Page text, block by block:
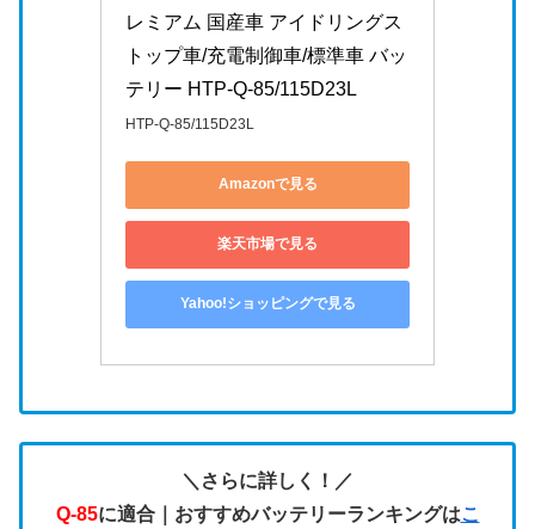
レミアム 国産車 アイドリングス
トップ車/充電制御車/標準車 バッ
テリー HTP-Q-85/115D23L
HTP-Q-85/115D23L
Amazonで見る
楽天市場で見る
Yahoo!ショッピングで見る
＼さらに詳しく！／
Q-85に適合｜おすすめバッテリーランキングはこ